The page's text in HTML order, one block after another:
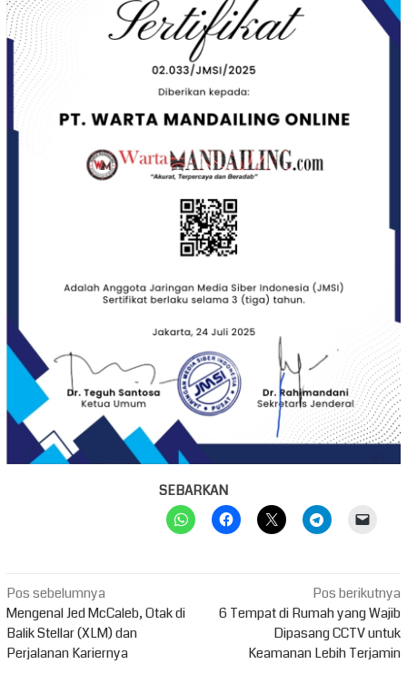
SEBARKAN
Navigasi
pos
Pos sebelumnya
Mengenal Jed McCaleb, Otak di
Balik Stellar (XLM) dan
Perjalanan Kariernya
Pos berikutnya
6 Tempat di Rumah yang Wajib
Dipasang CCTV untuk
Keamanan Lebih Terjamin